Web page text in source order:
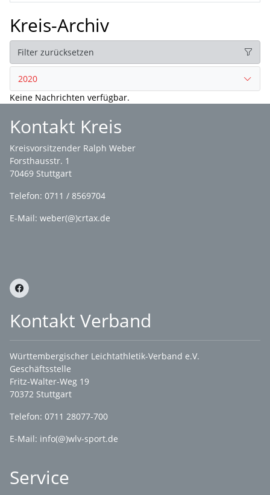
Kreis-Archiv
Filter zurücksetzen
2020
Keine Nachrichten verfügbar.
Kontakt Kreis
Kreisvorsitzender Ralph Weber
Forsthausstr. 1
70469 Stuttgart
Telefon: 0711 / 8569704
E-Mail: weber(@)crtax.de
Kontakt Verband
Württembergischer Leichtathletik-Verband e.V.
Geschäftsstelle
Fritz-Walter-Weg 19
70372 Stuttgart
Telefon: 0711 28077-700
E-Mail: info(@)wlv-sport.de
Service